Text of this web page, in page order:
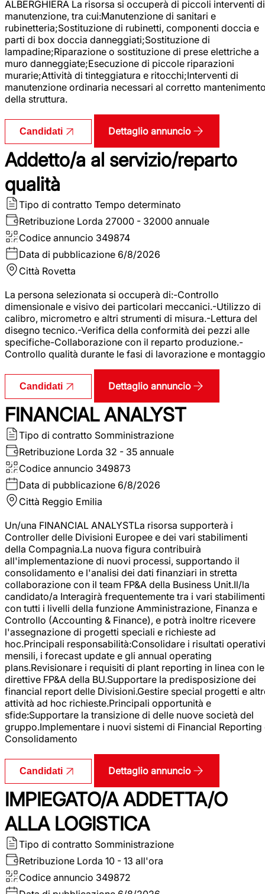
ALBERGHIERA La risorsa si occuperà di piccoli interventi di
manutenzione, tra cui:Manutenzione di sanitari e
rubinetteria;Sostituzione di rubinetti, componenti doccia e
parti di box doccia danneggiati;Sostituzione di
lampadine;Riparazione o sostituzione di prese elettriche a
muro danneggiate;Esecuzione di piccole riparazioni
murarie;Attività di tinteggiatura e ritocchi;Interventi di
manutenzione ordinaria necessari al corretto
della struttura.
Candidati Dettaglio annuncio
Addetto/a al servizio/reparto
qualità
Tipo di contratto Tempo determinato
Retribuzione Lorda 27000 - 32000 annuale
Codice annuncio 349874
Data di pubblicazione 6/8/2026
Città Rovetta
La persona selezionata si occuperà di:-Controllo
dimensionale e visivo dei particolari meccanici.-Utilizzo di
calibro, micrometro e altri strumenti di misura.-Lettura del
disegno tecnico.-Verifica della conformità dei pezzi alle
specifiche-Collaborazione con il reparto produzione.-
Controllo qualità durante le fasi di lavorazione e
Candidati Dettaglio annuncio
FINANCIAL ANALYST
Tipo di contratto Somministrazione
Retribuzione Lorda 32 - 35 annuale
Codice annuncio 349873
Data di pubblicazione 6/8/2026
Città Reggio Emilia
Un/una FINANCIAL ANALYSTLa risorsa supporterà i
Controller delle Divisioni Europee e dei vari stabilimenti
della Compagnia.La nuova figura contribuirà
all'implementazione di nuovi processi, supportando il
consolidamento e l'analisi dei dati finanziari in stretta
collaborazione con il team FP&A della Business Unit.Il/la
candidato/a Interagirà frequentemente tra i vari stabilimenti
con tutti i livelli della funzione Amministrazione, Finanza e
Controllo (Accounting & Finance), e potrà inoltre ricevere
l'assegnazione di progetti speciali e richieste ad
hoc.Principali responsabilità:Consolidare i risultati operativi
mensili, i forecast update e gli annual operating
plans.Revisionare i requisiti di plant reporting in linea con le
direttive FP&A della BU.Supportare la predisposizione dei
financial report delle Divisioni.Gestire special progetti e
attività ad hoc richieste.Principali opportunità e
sfide:Supportare la transizione di delle nuove società del
gruppo.Implementare i nuovi sistemi di Financial Reporting
Consolidamento
Candidati Dettaglio annuncio
IMPIEGATO/A ADDETTA/O
ALLA LOGISTICA
Tipo di contratto Somministrazione
Retribuzione Lorda 10 - 13 all'ora
Codice annuncio 349872